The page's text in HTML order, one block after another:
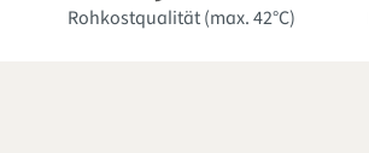
Rohkostqualität (max. 42°C)